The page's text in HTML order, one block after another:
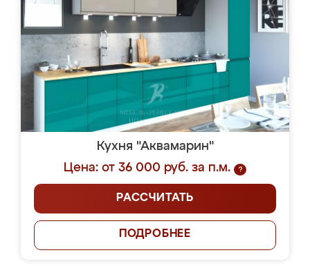
Кухня "Аквамарин"
Цена: от 36 000 руб. за п.м.
?
РАССЧИТАТЬ
ПОДРОБНЕЕ